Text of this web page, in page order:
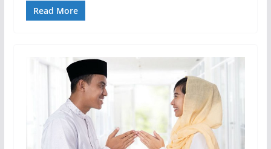
Read More